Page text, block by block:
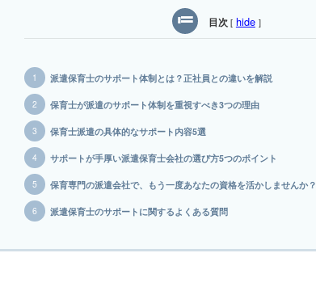
目次[ hide ]
派遣保育士のサポート体制とは？正社員との違いを解説
保育士が派遣のサポート体制を重視すべき3つの理由
保育士派遣の具体的なサポート内容5選
サポートが手厚い派遣保育士会社の選び方5つのポイント
保育専門の派遣会社で、もう一度あなたの資格を活かしませんか？
派遣保育士のサポートに関するよくある質問